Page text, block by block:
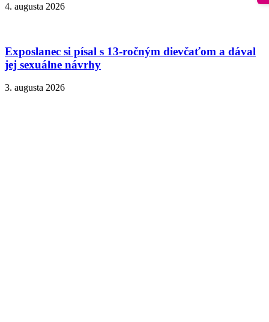
4. augusta 2026
Exposlanec si písal s 13-ročným dievčaťom a dával
jej sexuálne návrhy
3. augusta 2026